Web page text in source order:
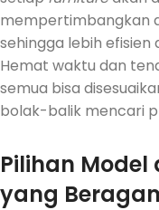
mempertimbangkan
sehingga lebih efisien
Hemat waktu dan
semua bisa
bolak-balik mencari
Pilihan Model
yang